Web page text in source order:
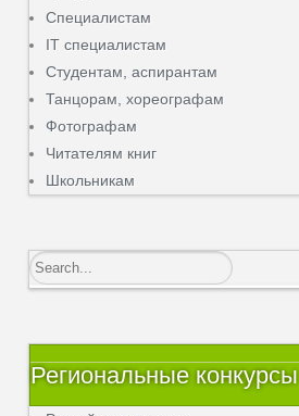
Специалистам
IT специалистам
Студентам, аспирантам
Танцорам, хореографам
Фотографам
Читателям книг
Школьникам
Региональные конкурсы